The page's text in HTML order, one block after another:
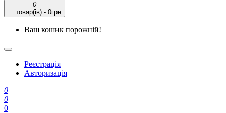
0
товар(ів) - 0грн
Ваш кошик порожній!
Реєстрація
Авторизація
0
0
0